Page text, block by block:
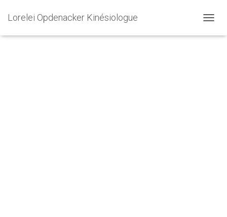
Lorelei Opdenacker Kinésiologue